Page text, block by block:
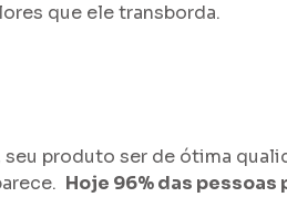
que ele transborda.
produto ser de ótima
Hoje 96% das pessoas